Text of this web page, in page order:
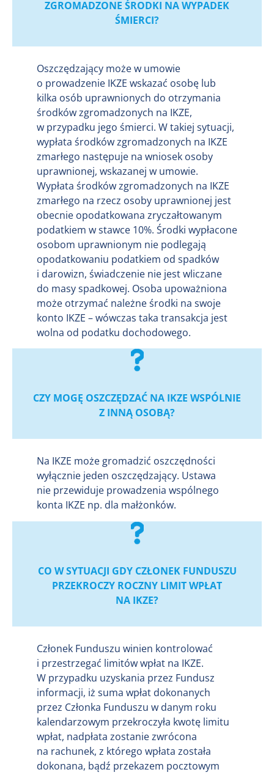
ZGROMADZONE ŚRODKI NA WYPADEK
ŚMIERCI?
Oszczędzający może w umowie
o prowadzenie IKZE wskazać osobę lub
kilka osób uprawnionych do otrzymania
środków zgromadzonych na IKZE,
w przypadku jego śmierci. W takiej sytuacji,
wypłata środków zgromadzonych na IKZE
zmarłego następuje na wniosek osoby
uprawnionej, wskazanej w umowie.
Wypłata środków zgromadzonych na IKZE
zmarłego na rzecz osoby uprawnionej jest
obecnie opodatkowana zryczałtowanym
podatkiem w stawce 10%. Środki wypłacone
osobom uprawnionym nie podlegają
opodatkowaniu podatkiem od spadków
i darowizn, świadczenie nie jest wliczane
do masy spadkowej. Osoba upoważniona
może otrzymać należne środki na swoje
konto IKZE – wówczas taka transakcja jest
wolna od podatku dochodowego.
CZY MOGĘ OSZCZĘDZAĆ NA IKZE WSPÓLNIE
Z INNĄ OSOBĄ?
Na IKZE może gromadzić oszczędności
wyłącznie jeden oszczędzający. Ustawa
nie przewiduje prowadzenia wspólnego
konta IKZE np. dla małżonków.
CO W SYTUACJI GDY CZŁONEK FUNDUSZU
PRZEKROCZY ROCZNY LIMIT WPŁAT
NA IKZE?
Członek Funduszu winien kontrolować
i przestrzegać limitów wpłat na IKZE.
W przypadku uzyskania przez Fundusz
informacji, iż suma wpłat dokonanych
przez Członka Funduszu w danym roku
kalendarzowym przekroczyła kwotę limitu
wpłat, nadpłata zostanie zwrócona
na rachunek, z którego wpłata została
dokonana, bądź przekazem pocztowym